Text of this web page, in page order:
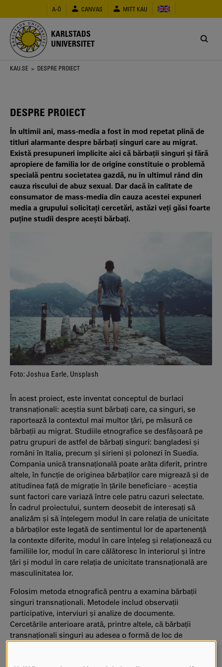
huvudinnehåll
A-Ö CANVAS MITT KAU
KARLSTADS
UNIVERSITET
Länkstig
KAU.SE > DESPRE PROIECT
DESPRE PROIECT
În ultimii ani, mass-media a fost în mod repetat plină de
titluri alarmante despre bărbați singuri care au migrat.
Există presupuneri implicite aici că bărbații singuri și fără
apropiere de familia lor de origine constituie o problemă
specială pentru societatea gazdă, nu în ultimul rând din
cauza riscului de abuz sexual. Dar dacă în calitate de
consumator de mass-media din cauza acestei expuneri
media a grupului solicitați cercetări, astăzi veți găsi foarte
puține studii despre acești bărbați.
Foto: Joshua Earle, Unsplash
În acest proiect, este inventat conceptul de burlaci
transnaționali: aceștia sunt bărbați care, ca singuri, se
raportează la contextul mai multor țări, pe măsură ce
bărbații au migrat. Studiile etnografice se desfășoară pe
patru grupuri de astfel de bărbați singuri: bangladesi și
români în Italia, precum și sirieni și polonezi în Suedia.
Compania unică transnațională poate arăta diferit, printre
altele, în funcție de originea bărbaților care migrează și de
atitudinea față de migrație în țările beneficiare - aceștia
sunt factori care variază între cele patru cazuri selectate.
În cadrul proiectului, suntem deosebit de interesați să
analizăm și să înțelegem modul în care relația de unicitate
a bărbaților este legată de sentimentul lor de apartenență
la contexte diferite, modul în care înțeleg și relaționează cu
familiile lor, modul în care călătoresc în interiorul și între
țări și modul în care relația de unicitate transnațională are
masculinitatea lor.
Folosim metoda etnografică pentru a examina bărbații
singuri transnaționali. Metodele includ observații
participative, interviuri și analize de documente.
Cercetările anterioare arată, printre altele, că bărbații
transnaționali singuri au adesea o formă de loc de